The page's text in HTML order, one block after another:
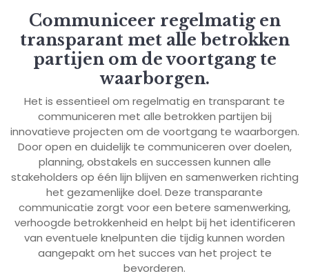
Communiceer regelmatig en
transparant met alle betrokken
partijen om de voortgang te
waarborgen.
Het is essentieel om regelmatig en transparant te
communiceren met alle betrokken partijen bij
innovatieve projecten om de voortgang te waarborgen.
Door open en duidelijk te communiceren over doelen,
planning, obstakels en successen kunnen alle
stakeholders op één lijn blijven en samenwerken richting
het gezamenlijke doel. Deze transparante
communicatie zorgt voor een betere samenwerking,
verhoogde betrokkenheid en helpt bij het identificeren
van eventuele knelpunten die tijdig kunnen worden
aangepakt om het succes van het project te
bevorderen.